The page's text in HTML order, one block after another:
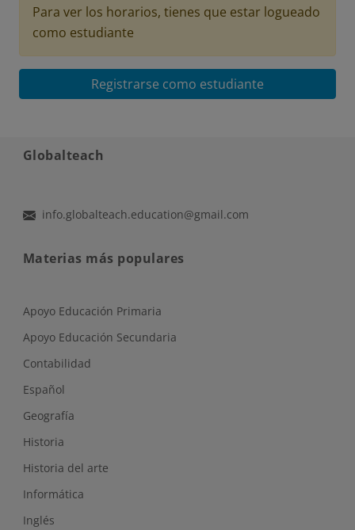
Para ver los horarios, tienes que estar logueado
como estudiante
Registrarse como estudiante
Globalteach
info.globalteach.education@gmail.com
Materias más populares
Apoyo Educación Primaria
Apoyo Educación Secundaria
Contabilidad
Español
Geografía
Historia
Historia del arte
Informática
Inglés